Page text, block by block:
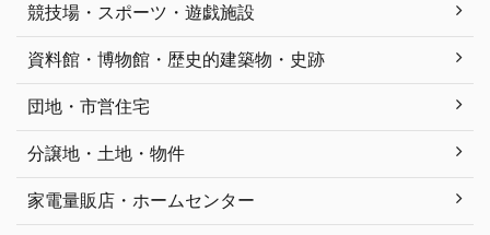
競技場・スポーツ・遊戯施設
資料館・博物館・歴史的建築物・史跡
団地・市営住宅
分譲地・土地・物件
家電量販店・ホームセンター